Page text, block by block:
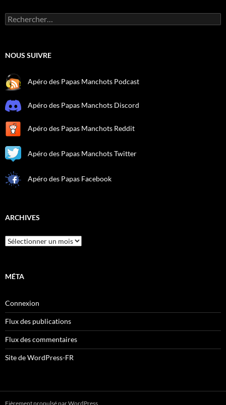
Rechercher :
NOUS SUIVRE
Apéro des Papas Manchots Podcast
Apéro des Papas Manchots Discord
Apéro des Papas Manchots Reddit
Apéro des Papas Manchots Twitter
Apéro des Papas Facebook
ARCHIVES
Archives
MÉTA
Connexion
Flux des publications
Flux des commentaires
Site de WordPress-FR
Fièrement propulsé par WordPress